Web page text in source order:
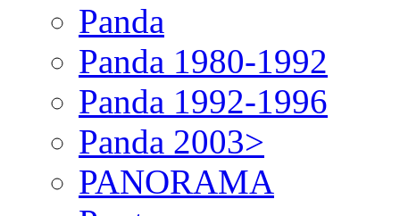
Panda
Panda 1980-1992
Panda 1992-1996
Panda 2003>
PANORAMA